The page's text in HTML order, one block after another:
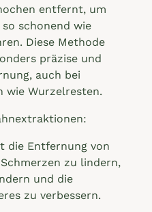
entfernt, um
schonend wie
Diese Methode
präzise und
auch bei
wie Wurzelresten.
die Entfernung von
zu lindern,
und die
zu verbessern.